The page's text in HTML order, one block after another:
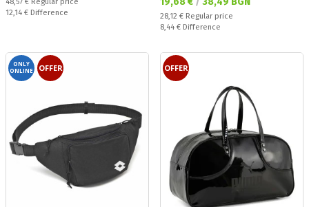
Спестявате:
12,14 € Difference Regular price:
28,12 € Regular price
Спестявате:
8,44 € Difference
ONLY
ONLINE
OFFER OFFER